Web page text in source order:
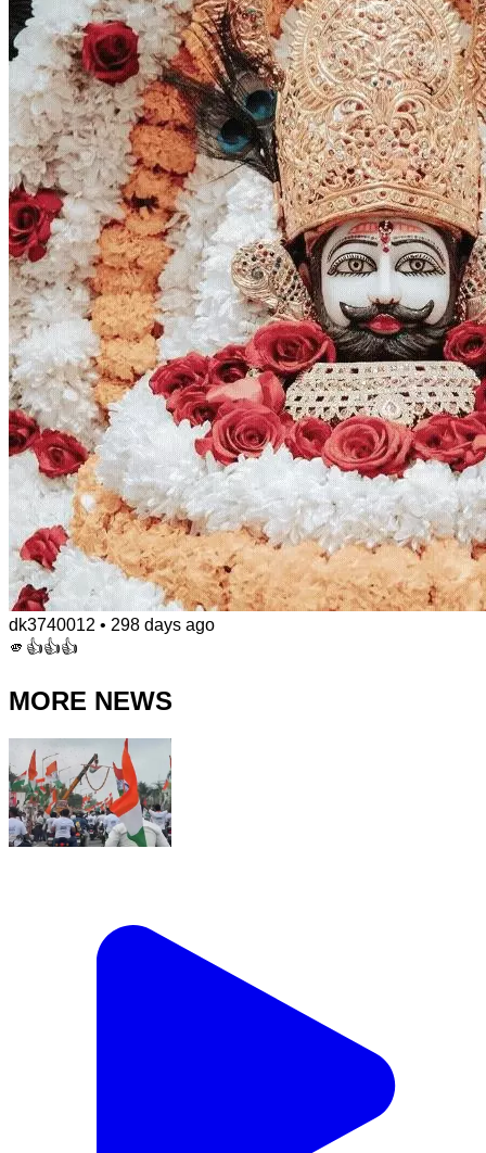
dk3740012 • 298 days ago
🫵👍👍👍
MORE NEWS